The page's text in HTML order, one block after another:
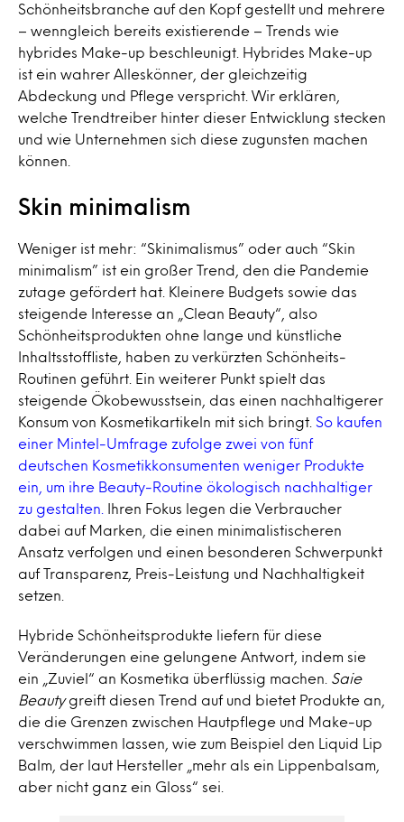
Schönheitsbranche auf den Kopf gestellt und mehrere
– wenngleich bereits existierende – Trends wie
hybrides Make-up beschleunigt. Hybrides Make-up
ist ein wahrer Alleskönner, der gleichzeitig
Abdeckung und Pflege verspricht. Wir erklären,
welche Trendtreiber hinter dieser Entwicklung stecken
und wie Unternehmen sich diese zugunsten machen
können.
Skin minimalism
Weniger ist mehr: “Skinimalismus” oder auch “Skin
minimalism” ist ein großer Trend, den die Pandemie
zutage gefördert hat. Kleinere Budgets sowie das
steigende Interesse an „Clean Beauty“, also
Schönheitsprodukten ohne lange und künstliche
Inhaltsstoffliste, haben zu verkürzten Schönheits-
Routinen geführt. Ein weiterer Punkt spielt das
steigende Ökobewusstsein, das einen nachhaltigerer
Konsum von Kosmetikartikeln mit sich bringt. So kaufen
einer Mintel-Umfrage zufolge zwei von fünf
deutschen Kosmetikkonsumenten weniger Produkte
ein, um ihre Beauty-Routine ökologisch nachhaltiger
zu gestalten.
Ihren Fokus legen die Verbraucher
dabei auf Marken, die einen minimalistischeren
Ansatz verfolgen und einen besonderen Schwerpunkt
auf Transparenz, Preis-Leistung und Nachhaltigkeit
setzen.
Hybride Schönheitsprodukte liefern für diese
Veränderungen eine gelungene Antwort, indem sie
ein „Zuviel“ an Kosmetika überflüssig machen.
Saie
Beautygreift diesen Trend auf und bietet Produkte an,
die die Grenzen zwischen Hautpflege und Make-up
verschwimmen lassen, wie zum Beispiel den Liquid Lip
Balm, der laut Hersteller „mehr als ein Lippenbalsam,
aber nicht ganz ein Gloss“ sei.